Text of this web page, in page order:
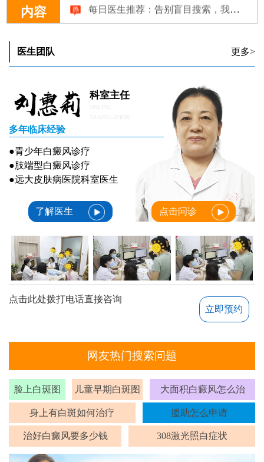
内容
医生团队 更多>
科室主任
多年临床经验
●青少年白癜风诊疗
●肢端型白癜风诊疗
●远大皮肤病医院科室医生
了解医生 点击问诊
点击此处拨打电话直接咨询
立即预约
网友热门搜索问题
脸上白斑图 儿童早期白斑图 大面积白癜风怎么治
身上有白斑如何治疗 援助怎么申请
治好白癜风要多少钱 308激光照白症状